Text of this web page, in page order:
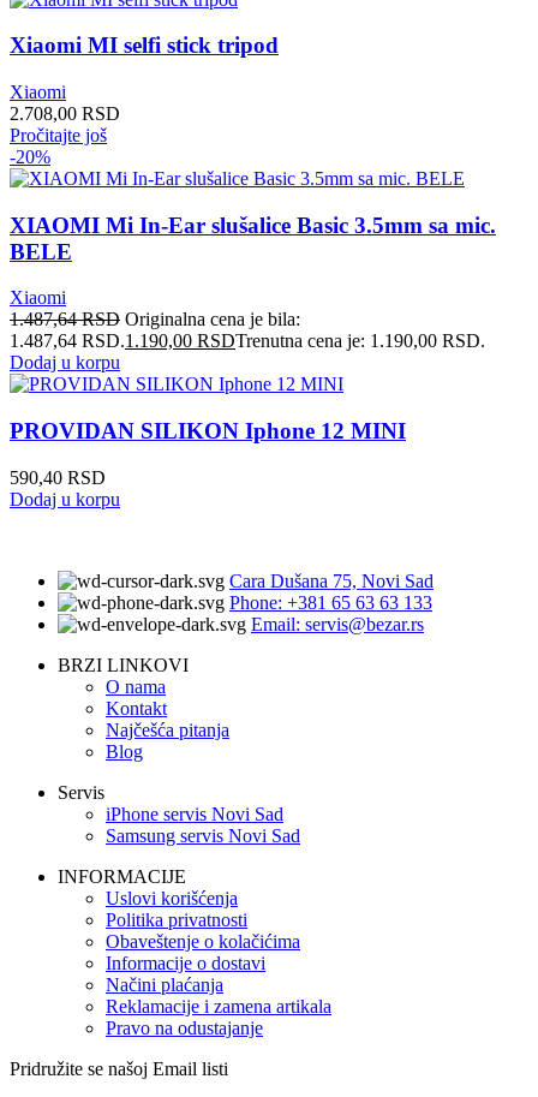
Xiaomi MI selfi stick tripod
Xiaomi
2.708,00 RSD
Pročitajte još
-20%
XIAOMI Mi In-Ear slušalice Basic 3.5mm sa mic.
BELE
Xiaomi
1.487,64RSD Originalna cena je bila:
1.487,64 RSD.1.190,00 RSDTrenutna cena je: 1.190,00 RSD.
Dodaj u korpu
PROVIDAN SILIKON Iphone 12 MINI
590,40 RSD
Dodaj u korpu
Cara Dušana 75, Novi Sad
Phone: +381 65 63 63 133
Email: servis@bezar.rs
BRZI LINKOVI
O nama
Kontakt
Najčešća pitanja
Blog
Servis
iPhone servis Novi Sad
Samsung servis Novi Sad
INFORMACIJE
Uslovi korišćenja
Politika privatnosti
Obaveštenje o kolačićima
Informacije o dostavi
Načini plaćanja
Reklamacije i zamena artikala
Pravo na odustajanje
Pridružite se našoj Email listi